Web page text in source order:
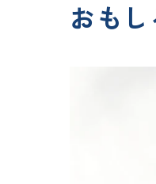
おも